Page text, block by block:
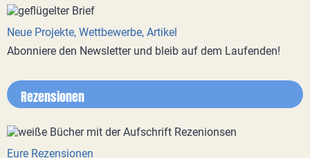
Neue Projekte, Wettbewerbe, Artikel
Abonniere den Newsletter und bleib auf dem Laufenden!
Rezensionen
Eure Rezensionen